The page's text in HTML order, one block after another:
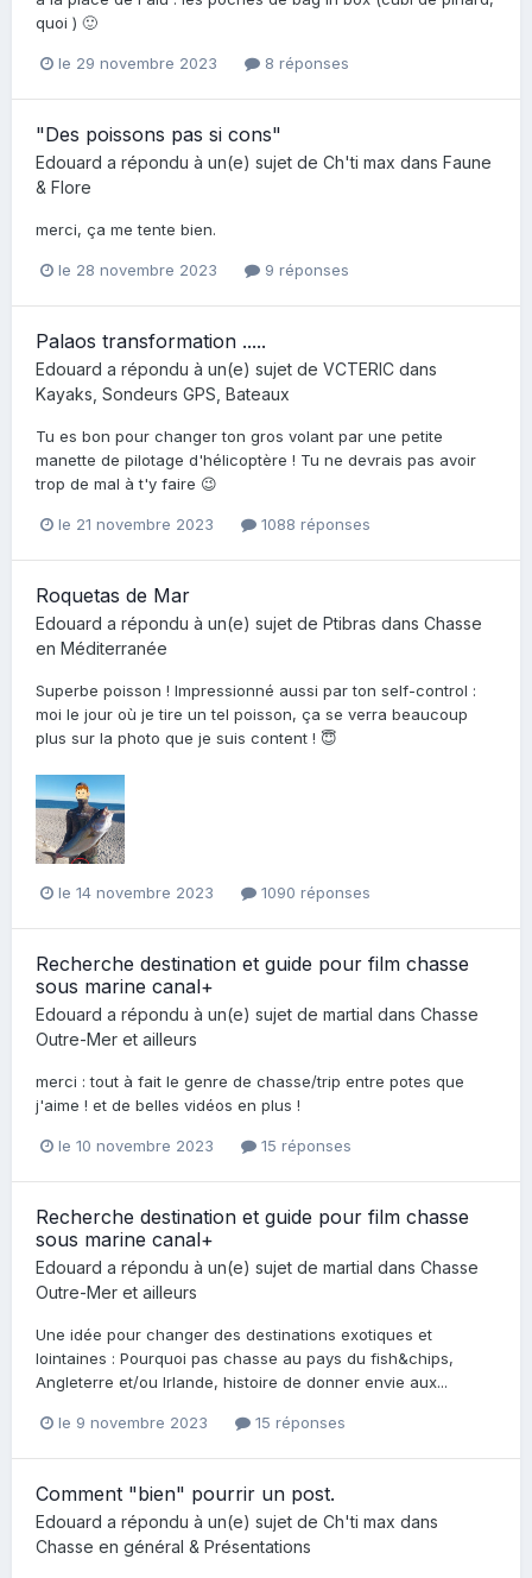
quoi ) 🙂
le 29 novembre 2023 8 réponses
"Des poissons pas si cons"
Edouard a répondu à un(e) sujet de Ch'ti max dans Faune
& Flore
merci, ça me tente bien.
le 28 novembre 2023 9 réponses
Palaos transformation .....
Edouard a répondu à un(e) sujet de VCTERIC dans
Kayaks, Sondeurs GPS, Bateaux
Tu es bon pour changer ton gros volant par une petite
manette de pilotage d'hélicoptère ! Tu ne devrais pas avoir
trop de mal à t'y faire 😉
le 21 novembre 2023 1088 réponses
Roquetas de Mar
Edouard a répondu à un(e) sujet de Ptibras dans Chasse
en Méditerranée
Superbe poisson ! Impressionné aussi par ton self-control :
moi le jour où je tire un tel poisson, ça se verra beaucoup
plus sur la photo que je suis content ! 😇
le 14 novembre 2023 1090 réponses
Recherche destination et guide pour film chasse
sous marine canal+
Edouard a répondu à un(e) sujet de martial dans Chasse
Outre-Mer et ailleurs
merci : tout à fait le genre de chasse/trip entre potes que
j'aime ! et de belles vidéos en plus !
le 10 novembre 2023 15 réponses
Recherche destination et guide pour film chasse
sous marine canal+
Edouard a répondu à un(e) sujet de martial dans Chasse
Outre-Mer et ailleurs
Une idée pour changer des destinations exotiques et
lointaines : Pourquoi pas chasse au pays du fish&chips,
Angleterre et/ou Irlande, histoire de donner envie aux...
le 9 novembre 2023 15 réponses
Comment "bien" pourrir un post.
Edouard a répondu à un(e) sujet de Ch'ti max dans
Chasse en général & Présentations